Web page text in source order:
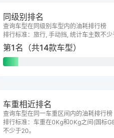
同级别排名
查询车型在同级别车型内的油耗排行榜
排行标准：旅行, 手动挡, 统计车主数不少
第1名（共14款车型）
车重相近排名
查询车型在同一车重区间内的油耗排行榜
排行标准：车重在0Kg和0Kg之间(国标
不少于20。